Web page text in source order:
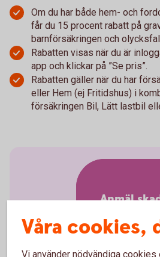
Om du har både hem- och
får du 15 procent rabatt på
barnförsäkringen och
Rabatten visas när du är
app och klickar på ”Se pris”.
Rabatten gäller när du har
eller Hem (ej Fritidshus) i
försäkringen Bil, Lätt lastbil
Anmäl
Våra cookies,
Vi använder nödvändiga cookies